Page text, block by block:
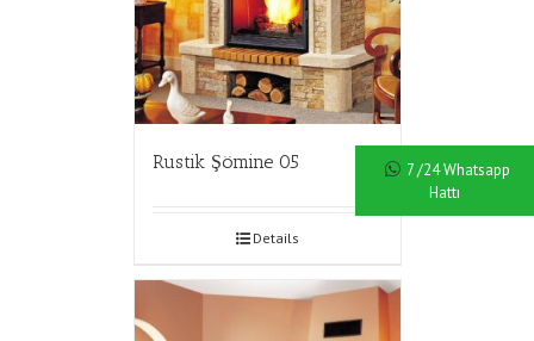
Rustik Şömine 05
Details
7 /24 Whatsapp
Hattı